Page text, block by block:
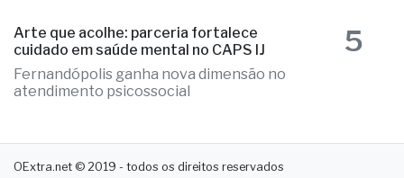
Arte que acolhe: parceria fortalece
cuidado em saúde mental no CAPS IJ
Fernandópolis ganha nova dimensão no
atendimento psicossocial
5
OExtra.net © 2019 - todos os direitos reservados